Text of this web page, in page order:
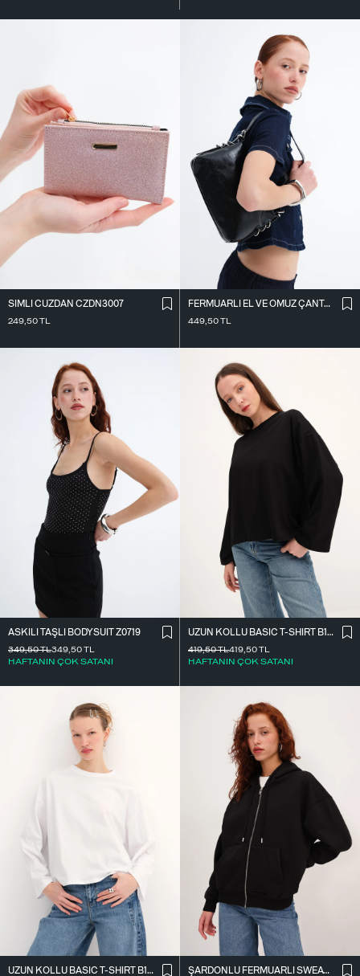
SIMLI CÜZDAN CZDN3007
249,50TL
FERMUARLI EL VE OMUZ ÇANTASI Ç1067
449,50TL
ASKILI TAŞLI BODYSUIT Z0719
349,50TL
HAFTANIN ÇOK SATANI
349,50TL
UZUN KOLLU BASIC T-SHIRT B10571
419,50TL
HAFTANIN ÇOK SATANI
419,50TL
UZUN KOLLU BASIC T-SHIRT B10571
ŞARDONLU FERMUARLI SWEATSHIRT H9476-1